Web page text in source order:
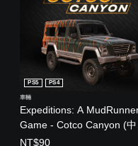
Expeditions: A
Game - Cotco Canyon (中
英韓文版)
PS5 PS4
車輛
NT$90